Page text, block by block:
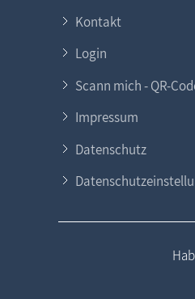
Kontakt
Login
Scann mich - QR-
Impressum
Datenschutz